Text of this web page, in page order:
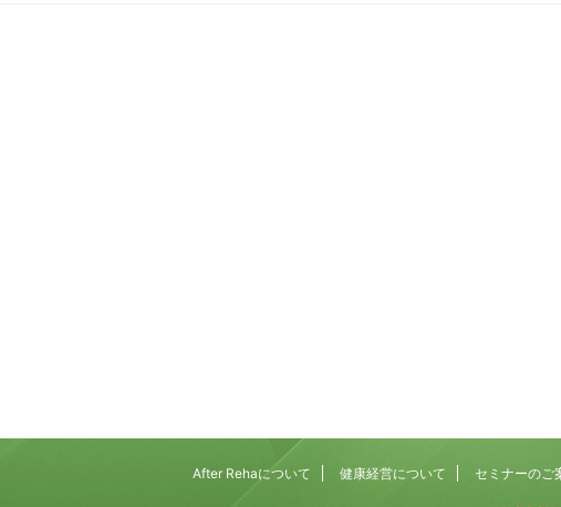
両足で地面を離れる、空中でカラダを保つ ...
す。 園や事業所
い」に ...
After Rehaについて 健康経営について セミナーのご